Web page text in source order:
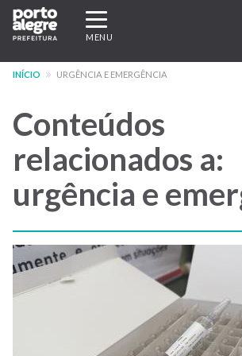
Pular
para
conteúdo
Expandir/recolher
navegação
MENU
INÍCIO URGÊNCIA E EMERGÊNCIA
Conteúdos
relacionados a:
urgência e